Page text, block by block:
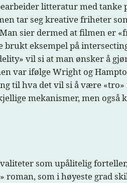
litteratur med tanke
tar seg kreative friheter
sier dermed at filmen er
brukt eksempel på
vil si at man ønsker å
var ifølge Wright og
hva det vil si å være «tro»
mekanismer, men også
som upålitelig
som i høyeste grad